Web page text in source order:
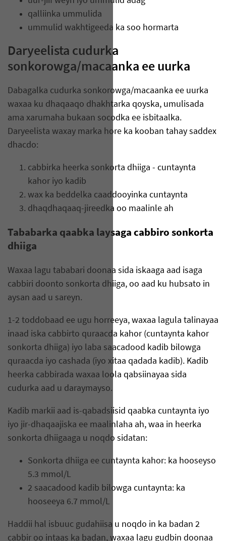
qalliinka ummulida
ummulid wakhtigeeda ka soo hormarta
Daryeelista cudurka
sonkorowga/macaanka ee uurka
Dabagalka cudurka sonkorowga/macaanka ee uurka
waxaa ku dhaqaaqo dhakhtarka qoyska, umulisada
ama xarumaha bukaan socodka ee isbitaalka.
Daryeelista waxay marka hore ka kooban tahay saddex
dhacdo:
cabbirka heerka sonkorta dhiiga - cuntaynta
kahor iyo kadib
wax ka beddelka caaddooyinka cuntaynta
dhaqdhaqaaq-jireedka oo maalinle ah
Tababarka qaabka laysaga cabbiro sonkorta
dhiiga
Waxaa lagu tababari doonaa sida iskaaga aad isaga
cabbiri doonto sonkorta dhiiga, oo aad ku hubsato in
aysan aad u sareyn.
1-2 toddobaad ee ugu horreeya, waxaa lagula talinayaa
inaad iska cabbirto quraacda kahor (cuntaynta kahor
sonkorta dhiiga) iyo laba saacadood kadib bilowga
quraacda iyo cashada (iyo xitaa qadada kadib). Kadib
heerka cabbirada waxaa loola qabsiinayaa sida
cudurka aad u daraymayso.
Kadib markii aad is-qabadsiisid qaabka cuntaynta iyo
iyo jir-dhaqaajiska ee maalinlaha ah, waa in heerka
sonkorta dhiigaaga u noqdo sidatan:
Sonkorta dhiiga ee cuntaynta kahor: ka hooseyso
5.3 mmol/L
2 saacadood kadib bilowga cuntaynta: ka
hooseeya 6.7 mmol/L
Haddii hal isbuuc gudahiisa u noqdo in ka badan 2
cabbir oo intaas ka badan, waxaa lagu gudbin doonaa